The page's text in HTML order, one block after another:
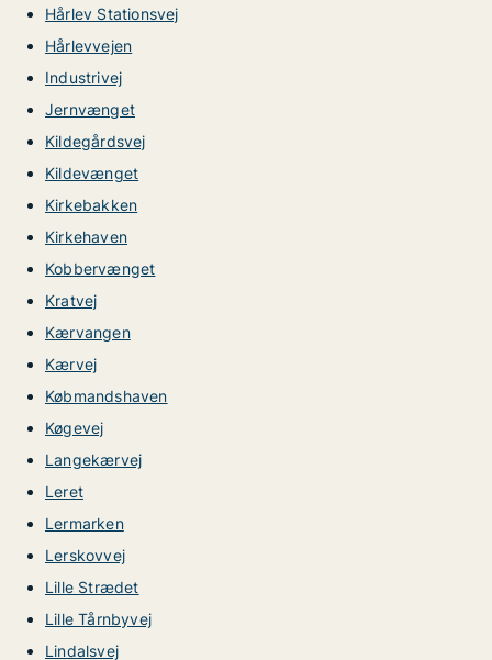
Hårlev Stationsvej
Hårlevvejen
Industrivej
Jernvænget
Kildegårdsvej
Kildevænget
Kirkebakken
Kirkehaven
Kobbervænget
Kratvej
Kærvangen
Kærvej
Købmandshaven
Køgevej
Langekærvej
Leret
Lermarken
Lerskovvej
Lille Strædet
Lille Tårnbyvej
Lindalsvej